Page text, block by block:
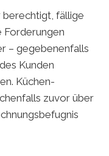
fällige
– gegebenenfalls
Kunden
Küchen-
zuvor über